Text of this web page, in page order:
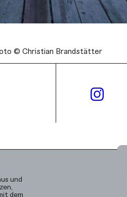
© Christian Brandstätter
und
dem